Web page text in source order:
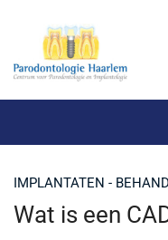
IMPLANTATEN -
Wat is een